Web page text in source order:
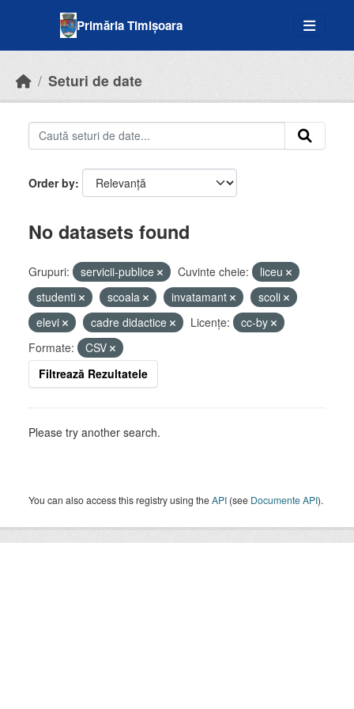
Primăria Timișoara
Seturi de date
Order by
No datasets found
Grupuri: servicii-publice Cuvinte cheie:
liceu
studenti
scoala invatamant
scoli
elevi
cadre didactice Licenţe:
cc-by
Formate:
CSV
Filtrează Rezultatele
Please try another search.
You can also access this registry using theAPI (see Documente API).